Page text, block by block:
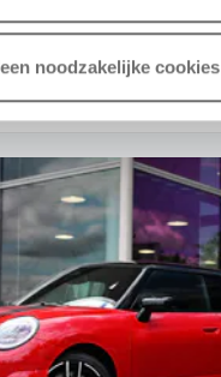
noodzakelijke cookies
p/m